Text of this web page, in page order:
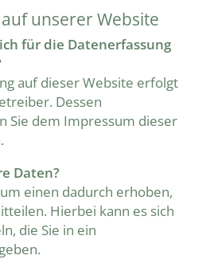
unserer Website
für die Datenerfassung
auf dieser Website erfolgt
Dessen
Sie dem Impressum dieser
Daten?
einen dadurch erhoben,
Hierbei kann es sich
die Sie in ein